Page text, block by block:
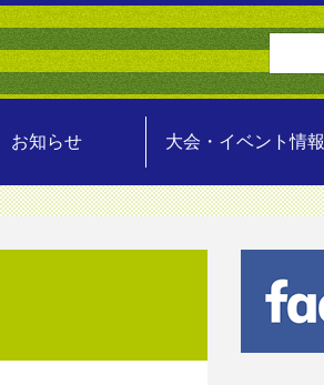
お知らせ 大会・イベント情報